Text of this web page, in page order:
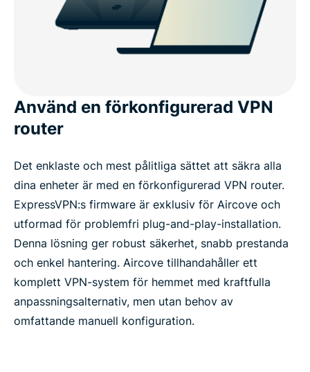
Använd en förkonfigurerad VPN
router
Det enklaste och mest pålitliga sättet att säkra alla
dina enheter är med en förkonfigurerad VPN router.
ExpressVPN:s firmware är exklusiv för Aircove och
utformad för problemfri plug-and-play-installation.
Denna lösning ger robust säkerhet, snabb prestanda
och enkel hantering. Aircove tillhandahåller ett
komplett VPN-system för hemmet med kraftfulla
anpassningsalternativ, men utan behov av
omfattande manuell konfiguration.